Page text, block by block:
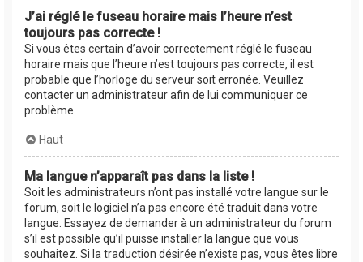
J’ai réglé le fuseau horaire mais l’heure n’est
toujours pas correcte !
Si vous êtes certain d’avoir correctement réglé le fuseau
horaire mais que l’heure n’est toujours pas correcte, il est
probable que l’horloge du serveur soit erronée. Veuillez
contacter un administrateur afin de lui communiquer ce
problème.
Haut
Ma langue n’apparaît pas dans la liste !
Soit les administrateurs n’ont pas installé votre langue sur le
forum, soit le logiciel n’a pas encore été traduit dans votre
langue. Essayez de demander à un administrateur du forum
s’il est possible qu’il puisse installer la langue que vous
souhaitez. Si la traduction désirée n’existe pas, vous êtes libre